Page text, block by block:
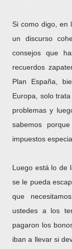
Si como digo, en
un discurso
consejos que
recuerdos
Plan España,
Europa, solo
problemas y
sabemos
impuestos
Luego está lo de
se le pueda
que
ustedes a los
pagaron los
iban a llevar si